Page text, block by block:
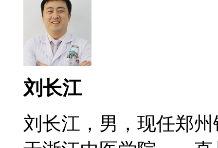
刘长江
刘长江，男，现任郑